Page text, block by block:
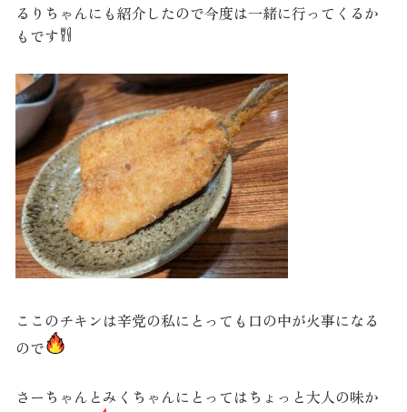
るりちゃんにも紹介したので今度は一緒に行ってくるか
もです
ここのチキンは辛党の私にとっても口の中が火事になる
ので
さーちゃんとみくちゃんにとってはちょっと大人の味か